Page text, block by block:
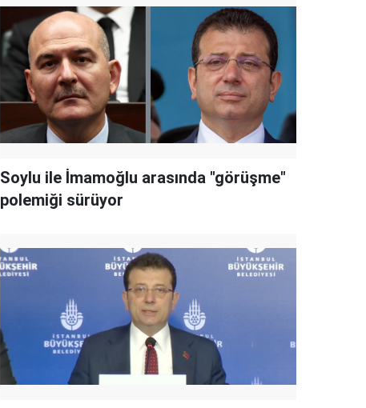
Soylu ile İmamoğlu arasında "görüşme"
polemiği sürüyor